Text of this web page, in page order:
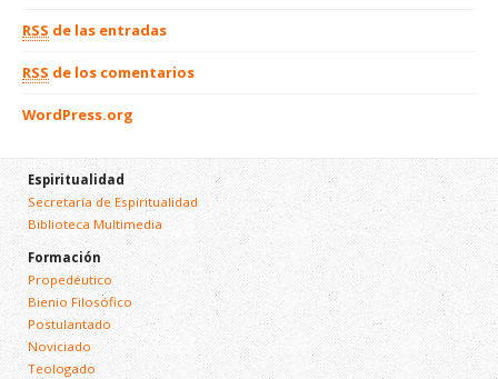
RSS de las entradas
RSS de los comentarios
WordPress.org
Espiritualidad
Secretaría de Espiritualidad
Biblioteca Multimedia
Formación
Propedéutico
Bienio Filosófico
Postulantado
Noviciado
Teologado